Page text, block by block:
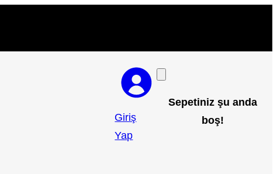
Giriş
Yap
Sepetiniz şu anda
boş!